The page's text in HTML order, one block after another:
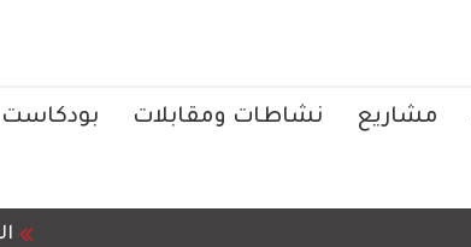
مشاريع نشاطات ومقابلات بودكاست